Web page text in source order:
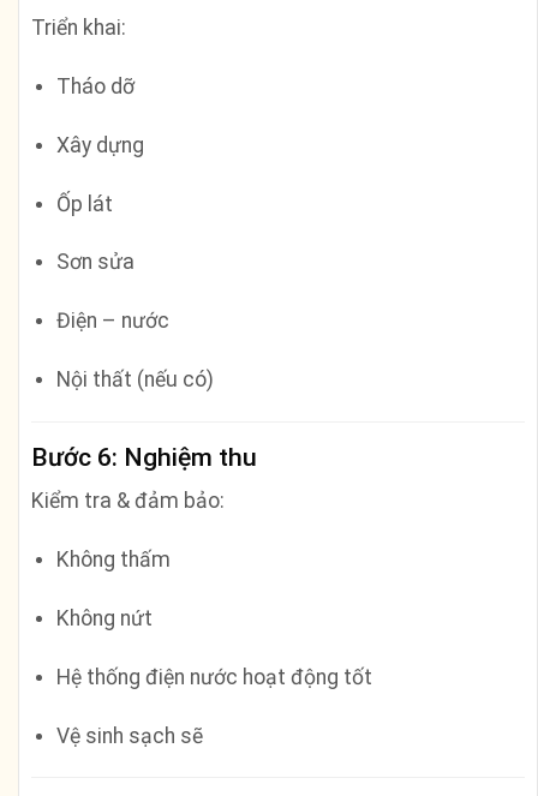
Triển khai:
Tháo dỡ
Xây dựng
Ốp lát
Sơn sửa
Điện – nước
Nội thất (nếu có)
Bước 6: Nghiệm thu
Kiểm tra & đảm bảo:
Không thấm
Không nứt
Hệ thống điện nước hoạt động tốt
Vệ sinh sạch sẽ